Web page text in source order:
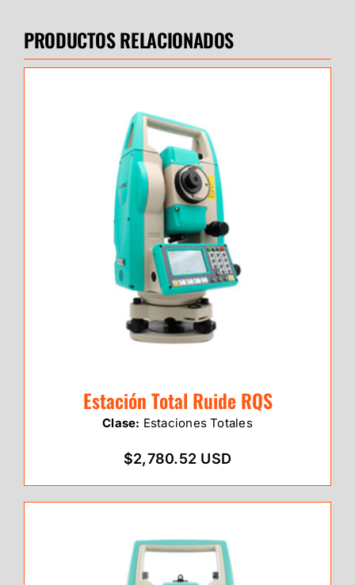
PRODUCTOS RELACIONADOS
Estación Total Ruide RQS
Clase: Estaciones Totales
$2,780.52 USD